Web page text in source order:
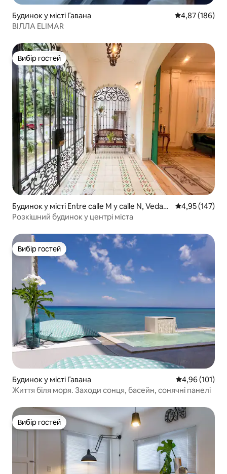
Будинок у місті Гавана Середня
4,87 (186)
ВІЛЛА ELIMAR
Вибір гостей
Вибір гостей
Будинок у місті Entre calle M y calle N, Vedad
o
Середня
4,95 (147)
Розкішний будинок у центрі міста
Вибір гостей
Вибір гостей
Будинок у місті Гавана Середня
4,96 (101)
Життя біля моря. Заходи сонця, басейн, сонячні панелі
Вибір гостей
Вибір гостей